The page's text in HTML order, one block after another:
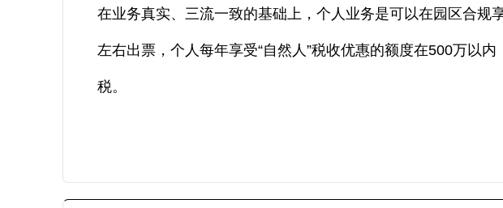
在业务真实、三流一致的基础上，个人业务是可以在园区合规
左右出票，个人每年享受“自然人”税收优惠的额度在500万以
税。